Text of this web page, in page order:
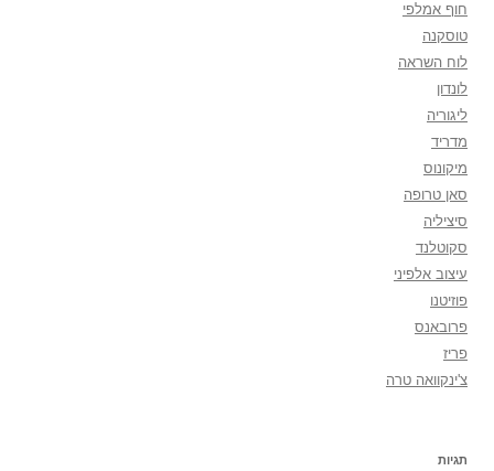
חוף אמלפי
טוסקנה
לוח השראה
לונדון
ליגוריה
מדריד
מיקונוס
סאן טרופה
סיציליה
סקוטלנד
עיצוב אלפיני
פוזיטנו
פרובאנס
פריז
צ'ינקוואה טרה
תגיות